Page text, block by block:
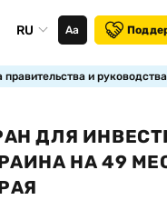
RU Аа
правительства и
ДЛЯ
НА 49